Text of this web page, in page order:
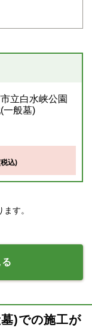
立白水峡公園
一般墓)
込)
す。
)での施工が